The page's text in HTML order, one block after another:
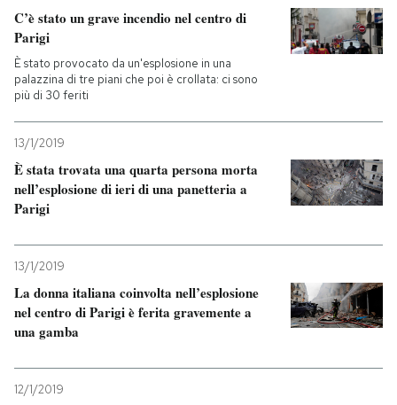
Politica
Internet
Scienza
Economia
Sport
Consumismi
Ok Boomer!
Mondiali calcio 2026
PODCAST
NEWSLETTER
I MIEI PREFERITI
C’è stato un grave incendio nel centro di
Parigi
È stato provocato da un'esplosione in una
palazzina di tre piani che poi è crollata: ci sono
più di 30 feriti
13/1/2019
È stata trovata una quarta persona morta
nell’esplosione di ieri di una panetteria a
Parigi
13/1/2019
La donna italiana coinvolta nell’esplosione
nel centro di Parigi è ferita gravemente a
una gamba
12/1/2019